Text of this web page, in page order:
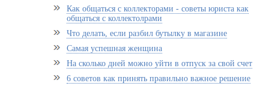
Как общаться с коллекторами - советы юриста как
общаться с коллектолрами
Что делать, если разбил бутылку в магазине
Самая успешная женщина
На сколько дней можно уйти в отпуск за свой счет
6 советов как принять правильно важное решение